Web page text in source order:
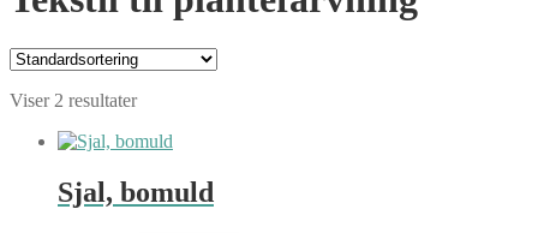
Viser 2 resultater
Sjal, bomuld